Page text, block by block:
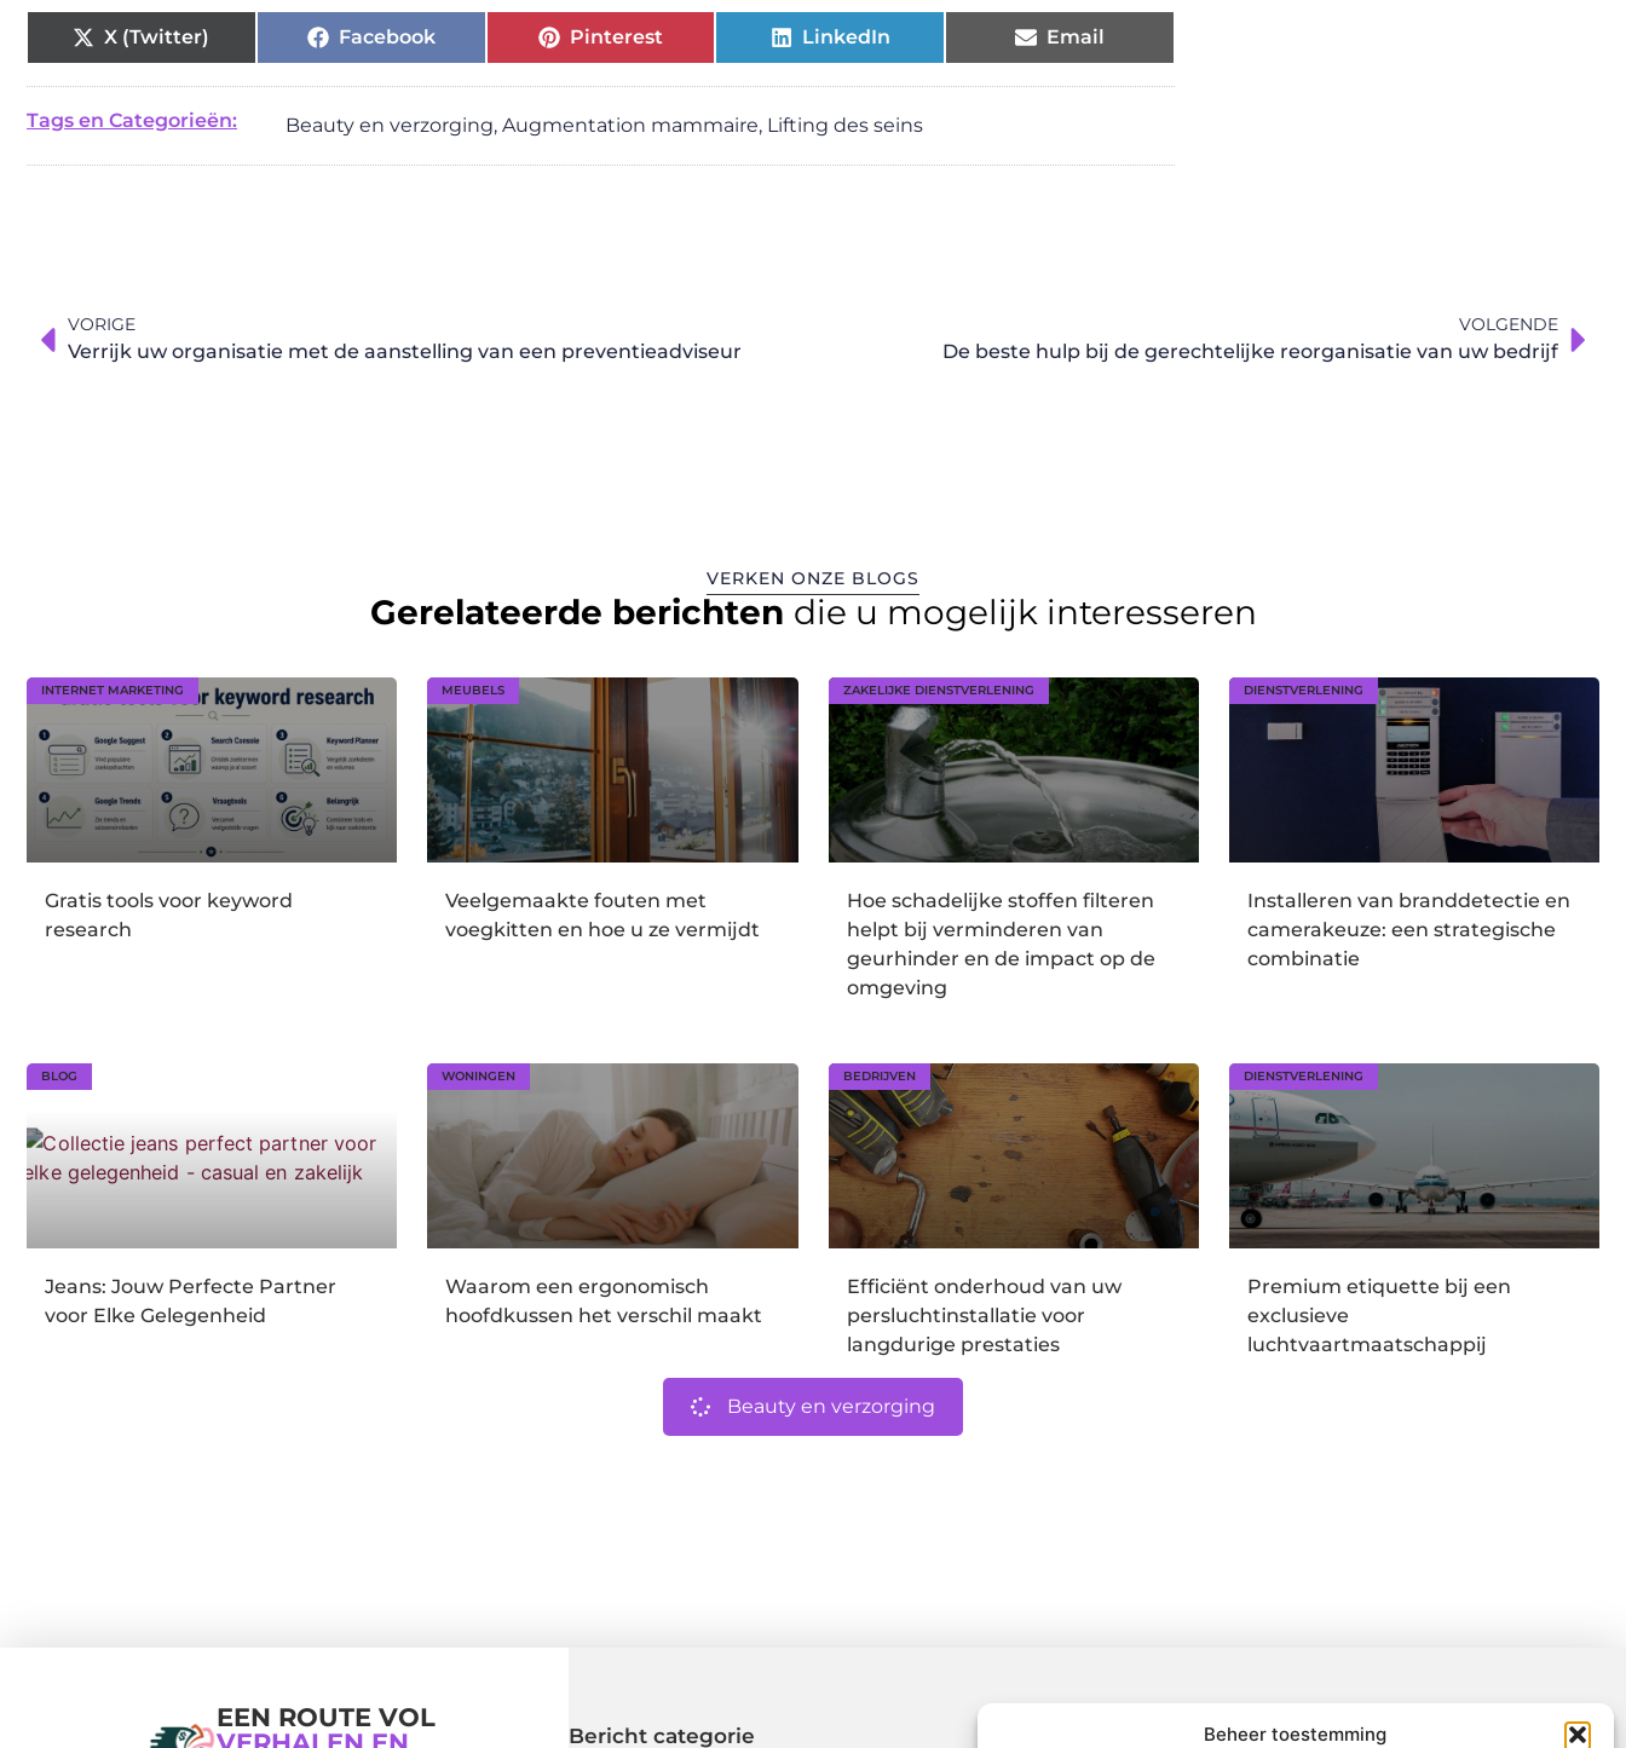
Beheer toestemming
X (Twitter) Facebook Pinterest LinkedIn Email
Tags en Categorieën: Beauty en verzorging, Augmentation mammaire, Lifting des seins
VORIGE
Verrijk uw organisatie met de aanstelling van een preventieadviseur
VOLGENDE
De beste hulp bij de gerechtelijke reorganisatie van uw bedrijf
VERKEN ONZE BLOGS
Gerelateerde berichten die u mogelijk interesseren
INTERNET MARKETING
Gratis tools voor keyword
research
MEUBELS
Veelgemaakte fouten met
voegkitten en hoe u ze vermijdt
ZAKELIJKE DIENSTVERLENING
Hoe schadelijke stoffen filteren
helpt bij verminderen van
geurhinder en de impact op de
omgeving
DIENSTVERLENING
Installeren van branddetectie en
camerakeuze: een strategische
combinatie
BLOG
Jeans: Jouw Perfecte Partner
voor Elke Gelegenheid
WONINGEN
Waarom een ergonomisch
hoofdkussen het verschil maakt
BEDRIJVEN
Efficiënt onderhoud van uw
persluchtinstallatie voor
langdurige prestaties
DIENSTVERLENING
Premium etiquette bij een
exclusieve
luchtvaartmaatschappij
Beauty en verzorging
EEN ROUTE VOL
Bericht categorie